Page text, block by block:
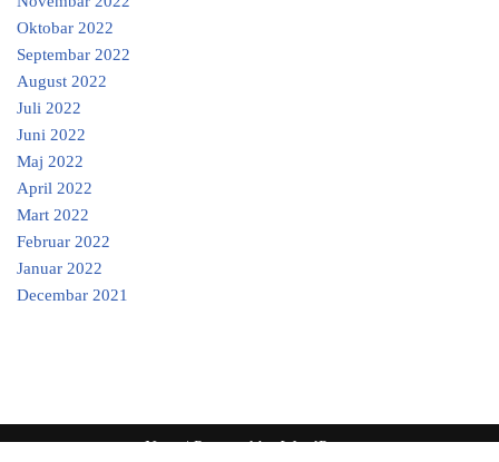
Oktobar 2022
Septembar 2022
August 2022
Juli 2022
Juni 2022
Maj 2022
April 2022
Mart 2022
Februar 2022
Januar 2022
Decembar 2021
Neve| Powered byWordPress